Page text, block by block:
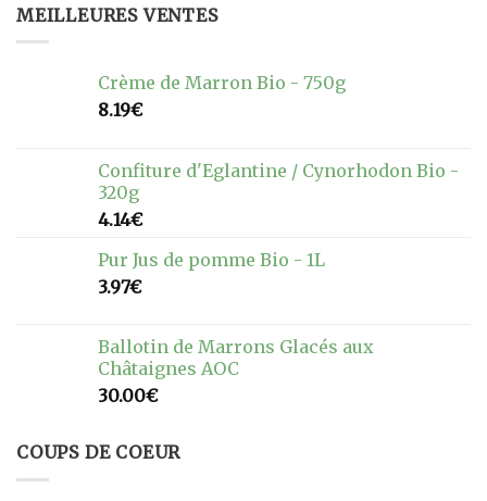
MEILLEURES VENTES
Crème de Marron Bio - 750g
8.19€
Confiture d'Eglantine / Cynorhodon Bio -
320g
4.14€
Pur Jus de pomme Bio - 1L
3.97€
Ballotin de Marrons Glacés aux
Châtaignes AOC
30.00€
COUPS DE COEUR